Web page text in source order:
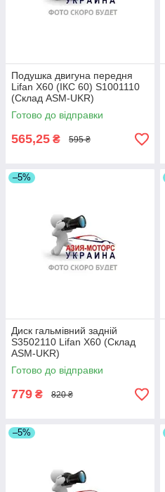
Подушка двигуна передня
Lifan X60 (ІКС 60) S1001110
(Склад ASM-UKR)
Готово до відправки
565,25 ₴ 595 ₴
–5%
Диск гальмівний задній
S3502110 Lifan X60 (Склад
ASM-UKR)
Готово до відправки
779 ₴ 820 ₴
–5%